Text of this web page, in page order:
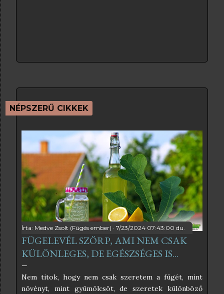
NÉPSZERŰ CIKKEK
Írta: Medve Zsolt (Fügés ember) 7/23/2024 07:43:00 du.
FÜGELEVÉL SZÖRP, AMI NEM CSAK
KÜLÖNLEGES, DE EGÉSZSÉGES IS...
Nem titok, hogy nem csak szeretem a fügét, mint
növényt, mint gyümölcsöt, de szeretek különböző